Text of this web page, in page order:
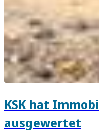
KSK hat
ausgewertet